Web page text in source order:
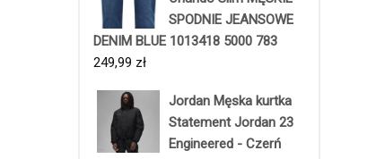
SPODNIE JEANSOWE
DENIM BLUE 1013418 5000 783
249,99 zł
Jordan Męska kurtka
Statement Jordan 23
Engineered - Czerń